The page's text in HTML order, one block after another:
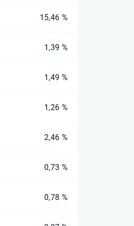
15,46 %
1,39 %
1,49 %
1,26 %
2,46 %
0,73 %
0,78 %